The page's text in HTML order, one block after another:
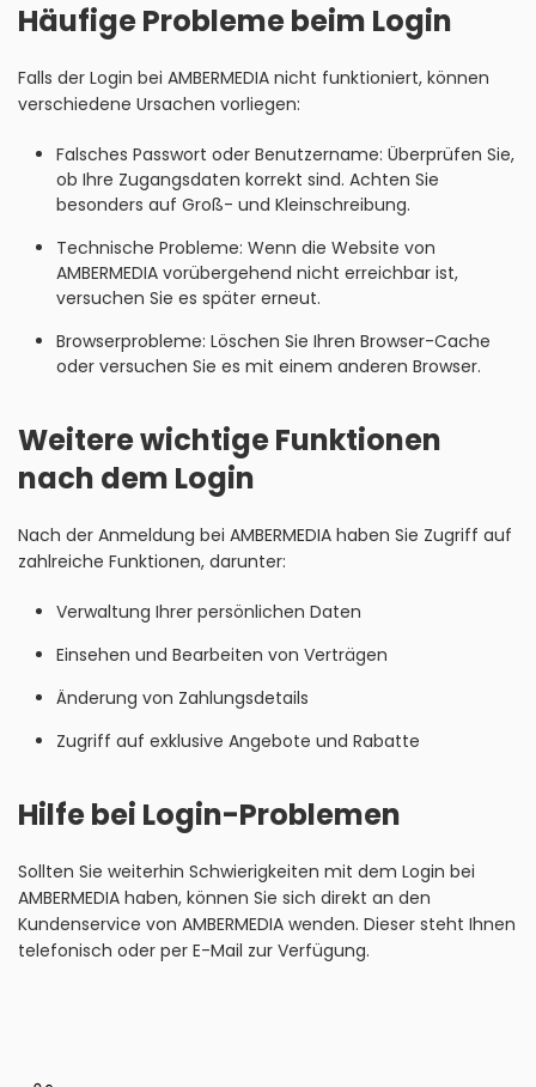
Häufige Probleme beim Login
Falls der Login bei AMBERMEDIA nicht funktioniert, können
verschiedene Ursachen vorliegen:
Falsches Passwort oder Benutzername: Überprüfen Sie,
ob Ihre Zugangsdaten korrekt sind. Achten Sie
besonders auf Groß- und Kleinschreibung.
Technische Probleme: Wenn die Website von
AMBERMEDIA vorübergehend nicht erreichbar ist,
versuchen Sie es später erneut.
Browserprobleme: Löschen Sie Ihren Browser-Cache
oder versuchen Sie es mit einem anderen Browser.
Weitere wichtige Funktionen
nach dem Login
Nach der Anmeldung bei AMBERMEDIA haben Sie Zugriff auf
zahlreiche Funktionen, darunter:
Verwaltung Ihrer persönlichen Daten
Einsehen und Bearbeiten von Verträgen
Änderung von Zahlungsdetails
Zugriff auf exklusive Angebote und Rabatte
Hilfe bei Login-Problemen
Sollten Sie weiterhin Schwierigkeiten mit dem Login bei
AMBERMEDIA haben, können Sie sich direkt an den
Kundenservice von AMBERMEDIA wenden. Dieser steht Ihnen
telefonisch oder per E-Mail zur Verfügung.